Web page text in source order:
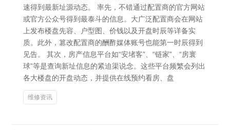
速得到最新址源动态。 率先，不错通过配置商的官方网站
或官方公众号得到最泰斗的信息。大广泛配置商会在网站
上发布楼盘先容、户型图、价钱以及开盘时辰等详备实
质。此外，篡改配置商的酬酢媒体账号也能第一时辰得到
见告。 其次，房产信息平台如“安堵客”、“链家”、“房寰
球”等是查询新址信息的紧迫渠说念。这些平台频繁会列出
各大楼盘的开盘动态，并提供在线预约看房、盘
维修资讯